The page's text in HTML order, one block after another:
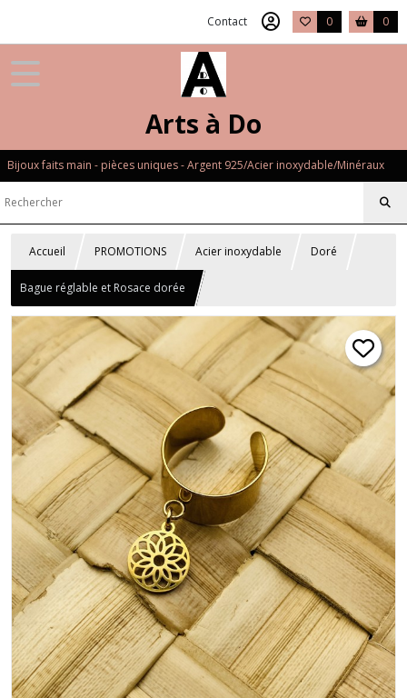
Contact 0 0
Arts à Do
Bijoux faits main - pièces uniques - Argent 925/Acier inoxydable/Minéraux
Accueil PROMOTIONS Acier inoxydable Doré
Bague réglable et Rosace dorée